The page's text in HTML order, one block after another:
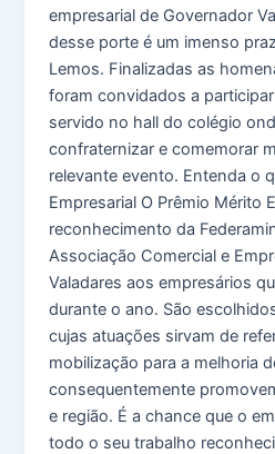
empresarial de Governador
desse porte é um imenso
Lemos. Finalizadas as
foram convidados a
servido no hall do colégio
confraternizar e comemorar
relevante evento. Entenda o
Empresarial O Prêmio Mérito
reconhecimento da
Associação Comercial e
Valadares aos empresários
durante o ano. São
cujas atuações sirvam de
mobilização para a melhoria
consequentemente
e região. É a chance que o
todo o seu trabalho